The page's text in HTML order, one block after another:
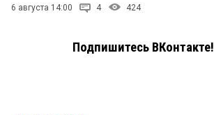
6 августа 14:00 4 424
Подпишитесь ВКонтакте!